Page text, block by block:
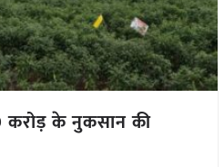
करोड़ के नुकसान की